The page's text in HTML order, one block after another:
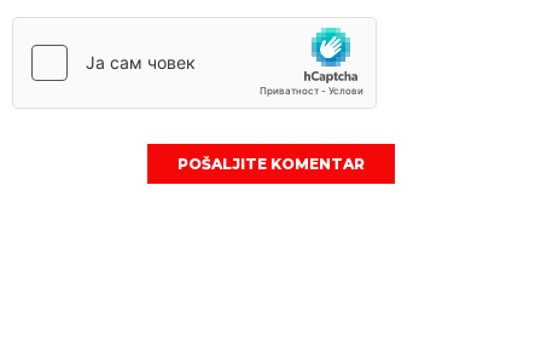
POŠALJITE KOMENTAR